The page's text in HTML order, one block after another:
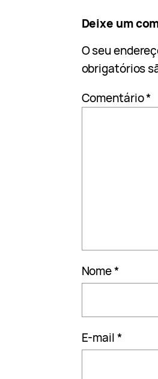
Deixe um
O seu
obrigatórios
Comentário*
Nome*
E-mail*